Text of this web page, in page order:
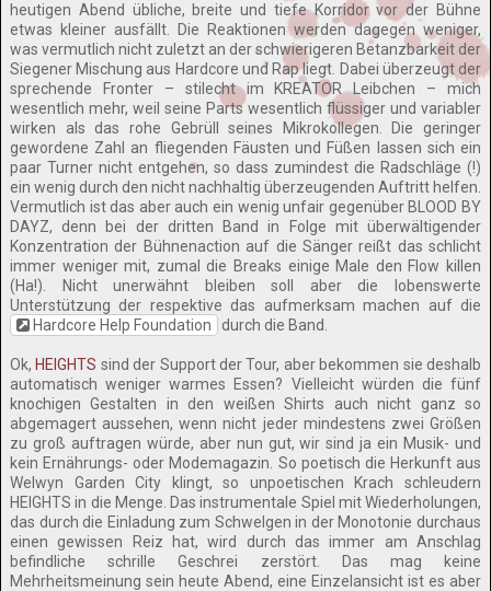
heutigen Abend übliche, breite und tiefe Korridor vor der Bühne
etwas kleiner ausfällt. Die Reaktionen werden dagegen weniger,
was vermutlich nicht zuletzt an der schwierigeren Betanzbarkeit der
Siegener Mischung aus Hardcore und Rap liegt. Dabei überzeugt der
sprechende Fronter – stilecht im KREATOR Leibchen – mich
wesentlich mehr, weil seine Parts wesentlich flüssiger und variabler
wirken als das rohe Gebrüll seines Mikrokollegen. Die geringer
gewordene Zahl an fliegenden Fäusten und Füßen lassen sich ein
paar Turner nicht entgehen, so dass zumindest die Radschläge (!)
ein wenig durch den nicht nachhaltig überzeugenden Auftritt helfen.
Vermutlich ist das aber auch ein wenig unfair gegenüber BLOOD BY
DAYZ, denn bei der dritten Band in Folge mit überwältigender
Konzentration der Bühnenaction auf die Sänger reißt das schlicht
immer weniger mit, zumal die Breaks einige Male den Flow killen
(Ha!). Nicht unerwähnt bleiben soll aber die lobenswerte
Unterstützung der respektive das aufmerksam machen auf die
Hardcore Help Foundation
durch die Band.
Ok, HEIGHTS sind der Support der Tour, aber bekommen sie deshalb
automatisch weniger warmes Essen? Vielleicht würden die fünf
knochigen Gestalten in den weißen Shirts auch nicht ganz so
abgemagert aussehen, wenn nicht jeder mindestens zwei Größen
zu groß auftragen würde, aber nun gut, wir sind ja ein Musik- und
kein Ernährungs- oder Modemagazin. So poetisch die Herkunft aus
Welwyn Garden City klingt, so unpoetischen Krach schleudern
HEIGHTS in die Menge. Das instrumentale Spiel mit Wiederholungen,
das durch die Einladung zum Schwelgen in der Monotonie durchaus
einen gewissen Reiz hat, wird durch das immer am Anschlag
befindliche schrille Geschrei zerstört. Das mag keine
Mehrheitsmeinung sein heute Abend, eine Einzelansicht ist es aber